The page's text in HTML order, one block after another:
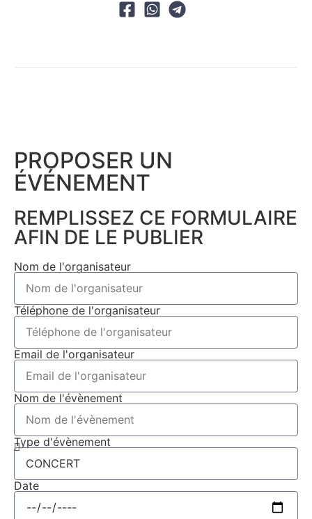
PROPOSER UN
ÉVÉNEMENT​
REMPLISSEZ CE FORMULAIRE
AFIN DE LE PUBLIER
Nom de l'organisateur
Téléphone de l'organisateur
Email de l'organisateur
Nom de l'évènement
Type d'évènement
Date